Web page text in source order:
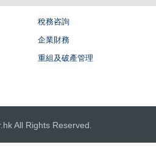
稅務咨詢
企業財務
重組及破產管理
All Rights Reserved.